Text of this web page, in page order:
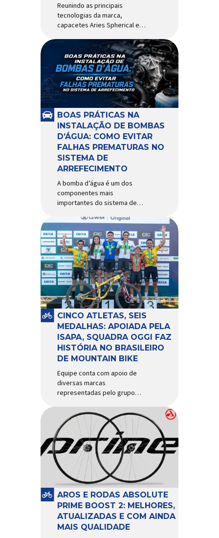
Reunindo as principais
tecnologias da marca,
capacetes Aries Spherical e
ao país com a pintura oficial
utilizada por equipes do World
Tour Patrocinadora de algumas
das principais equipes de
ciclismo do mundo, a Giro é
uma das marcas de capacetes
e acessórios para ciclismo
mais reconhecida no Brasil.
Importada e distribuída […]
BOAS PRÁTICAS NA
INSTALAÇÃO DE BOMBAS
D’ÁGUA: COMO EVITAR
FALHAS PREMATURAS NO
SISTEMA DE
ARREFECIMENTO
A bomba d’água é um dos
componentes mais
importantes do sistema de
garantir a circulação contínua
do líquido de arrefecimento
entre motor, radiador e demais
componentes do sistema,
controlando a temperatura de
operação e evitando
superaquecimentos. Por
trabalhar constantemente
enquanto o motor está em
funcionamento, a bomba
d’água exige não apenas […]
CINCO ATLETAS, SEIS
MEDALHAS: APOIADA PELA
ISAPA, SQUADRA OGGI FAZ
HISTÓRIA NO BRASILEIRO
DE MOUNTAIN BIKE
Equipe conta com apoio de
diversas marcas
representadas pelo grupo
Finish Lline, Park Tool, Protaper
e Zéfal Histórico. Assim pode
ser definida a participação da
Squadra Oggi no Campeonato
Brasileiro de Mountain Bike
2026, realizado em São José
dos Campos-SP entre os dias
23 e 26 de julho. Com cinco […]
AROS E RODAS ABSOLUTE
PRIME BOOST 2: MELHORES,
ATUALIZADAS E COM AINDA
MAIS QUALIDADE